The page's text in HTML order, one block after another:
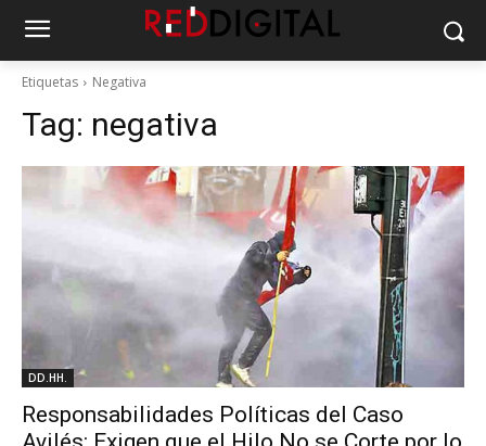
Etiquetas Negativa
Tag: negativa
DD.HH.
Responsabilidades Políticas del Caso